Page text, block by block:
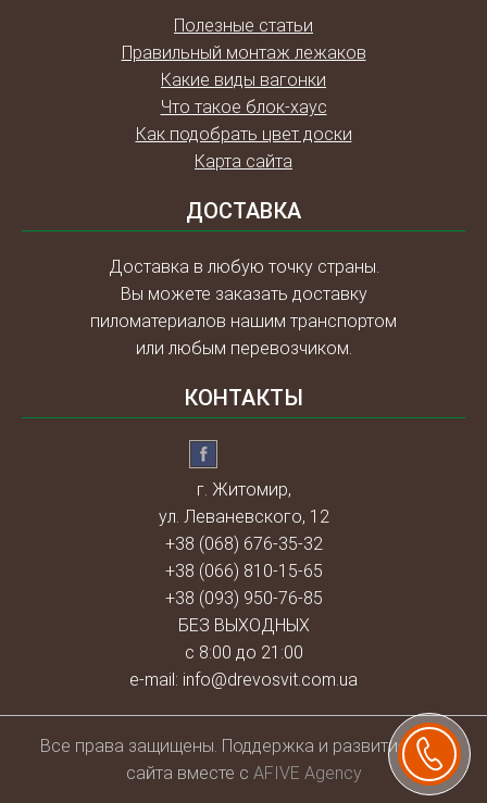
Полезные статьи
Правильный монтаж лежаков
Какие виды вагонки
Что такое блок-хаус
Как подобрать цвет доски
Карта сайта
ДОСТАВКА
Доставка в любую точку страны.
Вы можете заказать доставку
пиломатериалов нашим транспортом
или любым перевозчиком.
КОНТАКТЫ
г. Житомир,
ул. Леваневского, 12
+38 (068) 676-35-32
+38 (066) 810-15-65
+38 (093) 950-76-85
БЕЗ ВЫХОДНЫХ
с 8:00 до 21:00
e-mail: info@drevosvit.com.ua
Всe права защищены. Поддержка и развитие веб-
сайта вместе с AFIVE Agency